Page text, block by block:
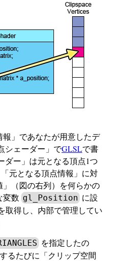
」であなたが用意したデ
シェーダー」でGLSLで書
ダー」は元となる頂点1つ
元となる頂点情報」に対
（図の右列）を何らかの
変数 gl_Position に設
取得し、内部で管理してい
を指定したの
るたびに「クリップ空間